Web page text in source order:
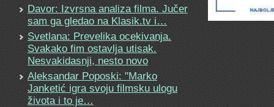
Davor: Izvrsna analiza filma. Jučer
sam ga gledao na Klasik.tv i…
Svetlana: Prevelika ocekivanja.
Svakako fim ostavlja utisak.
Nesvakidasnji, nesto novo
Aleksandar Poposki: "Marko
Janketić igra svoju filmsku ulogu
života i to je…